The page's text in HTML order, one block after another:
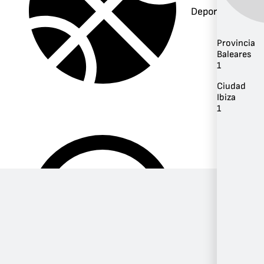
Deportes
Provincia
Baleares
1
Ciudad
Ibiza
1